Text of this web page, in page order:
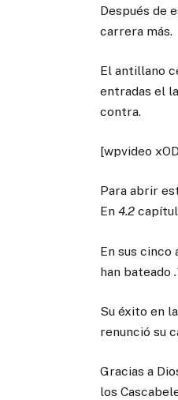
Después de
carrera más.
El antillano
entradas el
contra.
[wpvideo
Para abrir
En4.2
En sus cinco
han bateado
Su éxito en
renunció su
Gracias a
los